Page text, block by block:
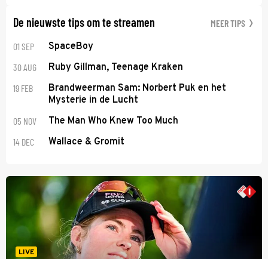
De nieuwste tips om te streamen MEER TIPS
01 SEP SpaceBoy
30 AUG Ruby Gillman, Teenage Kraken
19 FEB
Brandweerman Sam: Norbert Puk en het
Mysterie in de Lucht
05 NOV The Man Who Knew Too Much
14 DEC Wallace & Gromit
LIVE